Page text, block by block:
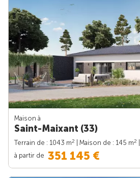
Maison à
Saint-Maixant (33)
Terrain de : 1043 m2 | Maison de : 145 m2
à partir de 351 145 €